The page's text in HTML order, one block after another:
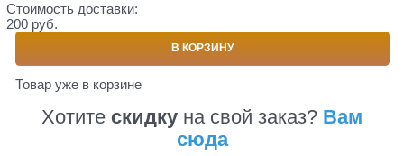
Стоимость доставки:
200 руб.
В КОРЗИНУ
Товар уже в корзине
Хотите скидку на свой заказ? Вам
сюда